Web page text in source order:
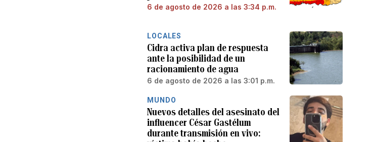
6 de agosto de 2026 a las 3:34 p.m.
LOCALES
Cidra activa plan de respuesta
ante la posibilidad de un
racionamiento de agua
6 de agosto de 2026 a las 3:01 p.m.
MUNDO
Nuevos detalles del asesinato del
influencer César Gastélum
durante transmisión en vivo: